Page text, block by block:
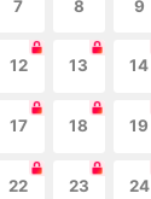
7 8 9
12 13 14
17 18 19
22 23 24